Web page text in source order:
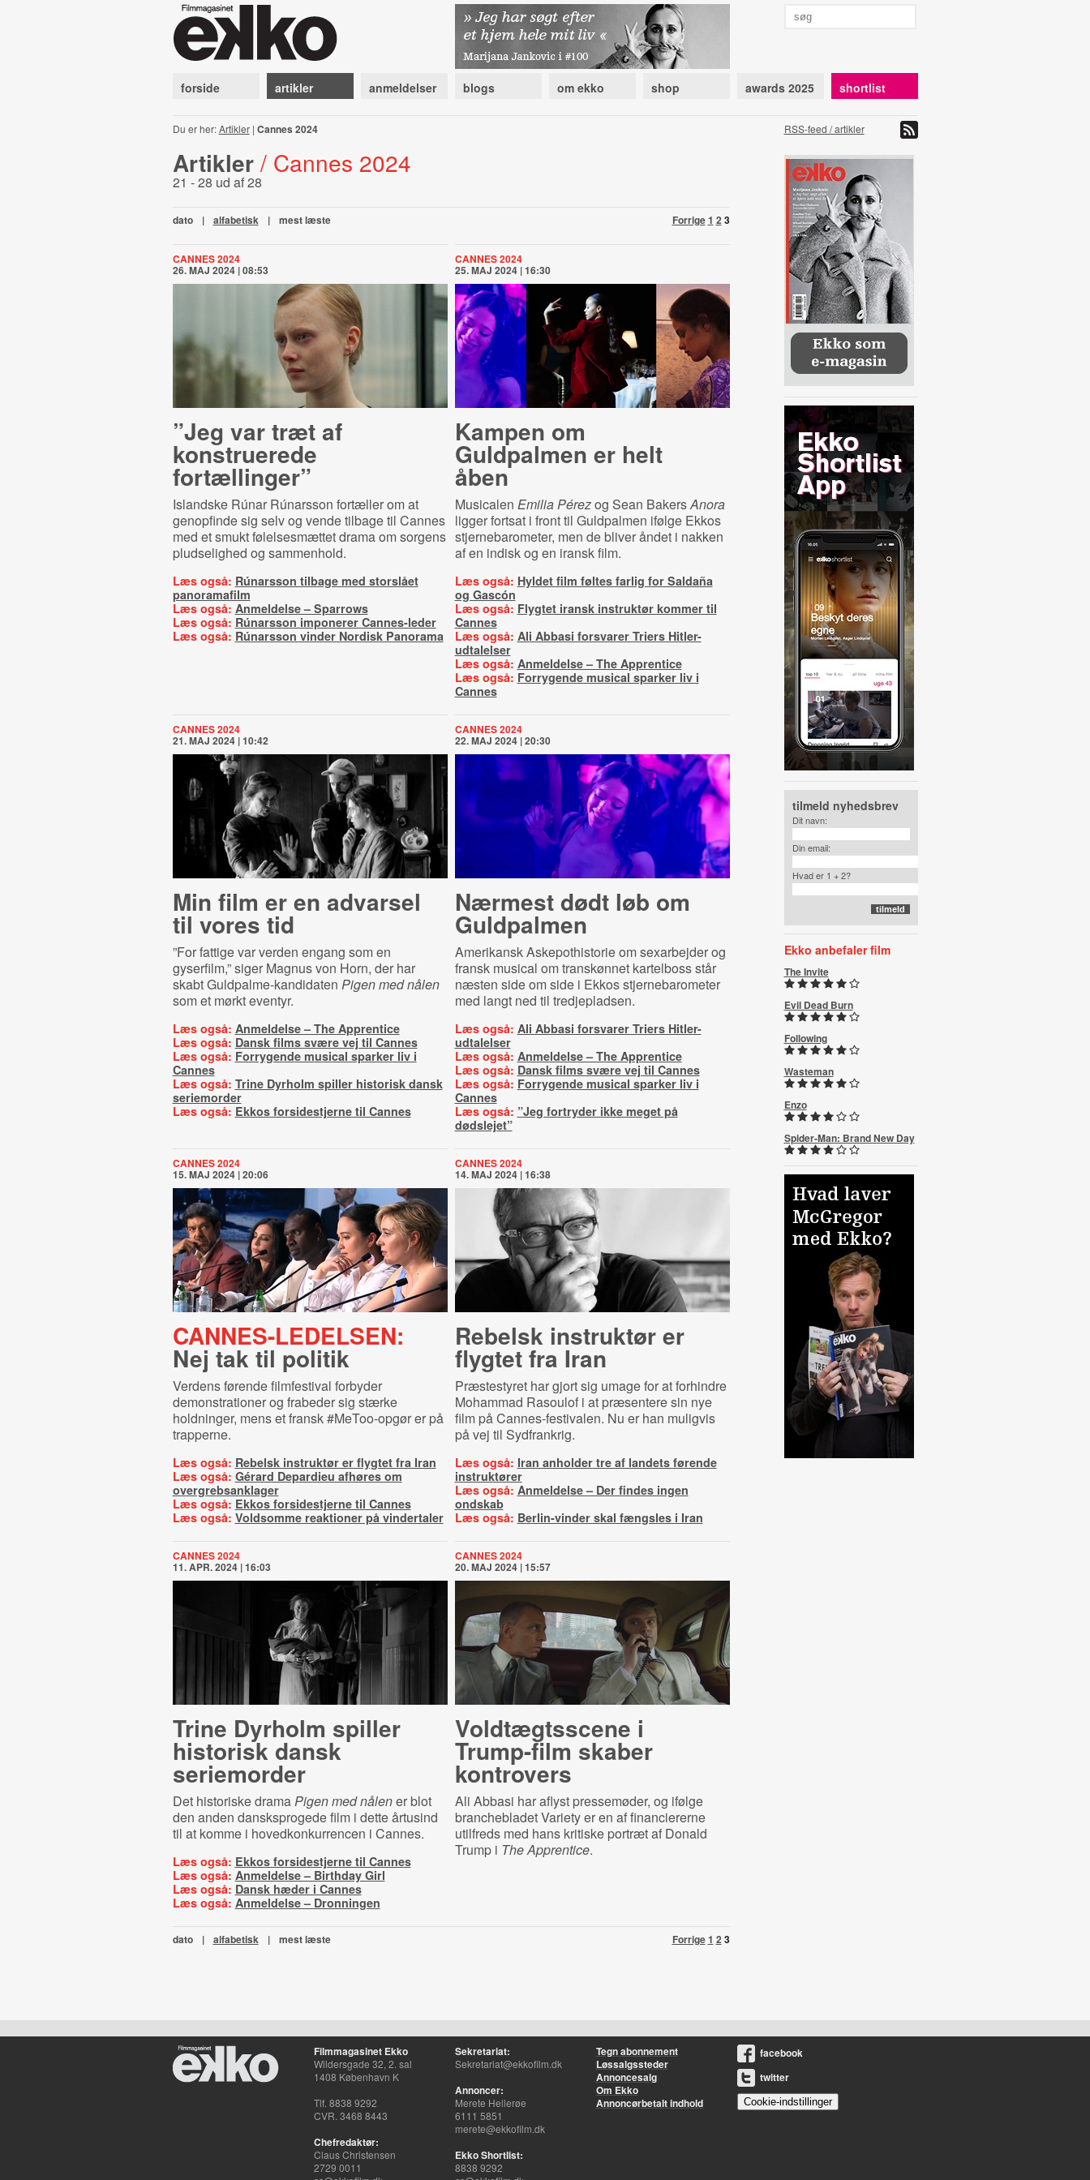
forside artikler anmeldelser blogs om ekko shop awards 2025 shortlist
Du er her:Artikler| Cannes 2024 RSS-feed / artikler
Artikler / Cannes 2024
21 - 28 ud af 28
Forrige1 2 3
dato | alfabetisk | mest læste
CANNES 2024
26. MAJ 2024 | 08:53
”Jeg var træt af
konstruerede
fortællinger”
Islandske Rúnar Rúnarsson fortæller om at
genopfinde sig selv og vende tilbage til Cannes
med et smukt følelsesmættet drama om sorgens
pludselighed og sammenhold.
Læs også: Rúnarsson tilbage med storslået
panoramafilm
Læs også: Anmeldelse – Sparrows
Læs også: Rúnarsson imponerer Cannes-leder
Læs også: Rúnarsson vinder Nordisk Panorama
CANNES 2024
25. MAJ 2024 | 16:30
Kampen om
Guldpalmen er helt
åben
Musicalen Emilia Pérezog Sean BakersAnora
ligger fortsat i front til Guldpalmen ifølge Ekkos
stjernebarometer, men de bliver åndet i nakken
af en indisk og en iransk film.
Læs også: Hyldet film føltes farlig for Saldaña
og Gascón
Læs også: Flygtet iransk instruktør kommer til
Cannes
Læs også: Ali Abbasi forsvarer Triers Hitler-
udtalelser
Læs også: Anmeldelse – The Apprentice
Læs også: Forrygende musical sparker liv i
Cannes
CANNES 2024
21. MAJ 2024 | 10:42
Min film er en advarsel
til vores tid
”For fattige var verden engang som en
gyserfilm,” siger Magnus von Horn, der har
skabt Guldpalme-kandidaten Pigen med nålen
som et mørkt eventyr.
Læs også: Anmeldelse – The Apprentice
Læs også: Dansk films svære vej til Cannes
Læs også: Forrygende musical sparker liv i
Cannes
Læs også: Trine Dyrholm spiller historisk dansk
seriemorder
Læs også: Ekkos forsidestjerne til Cannes
CANNES 2024
22. MAJ 2024 | 20:30
Nærmest dødt løb om
Guldpalmen
Amerikansk Askepothistorie om sexarbejder og
fransk musical om transkønnet kartelboss står
næsten side om side i Ekkos stjernebarometer
med langt ned til tredjepladsen.
Læs også: Ali Abbasi forsvarer Triers Hitler-
udtalelser
Læs også: Anmeldelse – The Apprentice
Læs også: Dansk films svære vej til Cannes
Læs også: Forrygende musical sparker liv i
Cannes
Læs også: ”Jeg fortryder ikke meget på
dødslejet”
CANNES 2024
15. MAJ 2024 | 20:06
CANNES-LEDELSEN:
Nej tak til politik
Verdens førende filmfestival forbyder
demonstrationer og frabeder sig stærke
holdninger, mens et fransk #MeToo-opgør er på
trapperne.
Læs også: Rebelsk instruktør er flygtet fra Iran
Læs også: Gérard Depardieu afhøres om
overgrebsanklager
Læs også: Ekkos forsidestjerne til Cannes
Læs også: Voldsomme reaktioner på vindertaler
CANNES 2024
14. MAJ 2024 | 16:38
Rebelsk instruktør er
flygtet fra Iran
Præstestyret har gjort sig umage for at forhindre
Mohammad Rasoulof i at præsentere sin nye
film på Cannes-festivalen. Nu er han muligvis
på vej til Sydfrankrig.
Læs også: Iran anholder tre af landets førende
instruktører
Læs også: Anmeldelse – Der findes ingen
ondskab
Læs også: Berlin-vinder skal fængsles i Iran
CANNES 2024
11. APR. 2024 | 16:03
Trine Dyrholm spiller
historisk dansk
seriemorder
Det historiske dramaPigen med nålener blot
den anden dansksprogede film i dette årtusind
til at komme i hovedkonkurrencen i Cannes.
Læs også: Ekkos forsidestjerne til Cannes
Læs også: Anmeldelse – Birthday Girl
Læs også: Dansk hæder i Cannes
Læs også: Anmeldelse – Dronningen
CANNES 2024
20. MAJ 2024 | 15:57
Voldtægtsscene i
Trump-film skaber
kontrovers
Ali Abbasi har aflyst pressemøder, og ifølge
branchebladet Variety er en af financiererne
utilfreds med hans kritiske portræt af Donald
Trump i The Apprentice.
Forrige1 2 3
dato | alfabetisk | mest læste
tilmeld nyhedsbrev
Dit navn:
Din email:
Hvad er 1 + 2?
Ekko anbefaler film
The Invite
Evil Dead Burn
Following
Wasteman
Enzo
Spider-Man: Brand New Day
Filmmagasinet Ekko
Wildersgade 32, 2. sal
1408 København K
Tlf. 8838 9292
CVR. 3468 8443
Chefredaktør:
Claus Christensen
2729 0011
Sekretariat:
Sekretariat@ekkofilm.dk
Annoncer:
Merete Hellerøe
6111 5851
merete@ekkofilm.dk
Ekko Shortlist:
8838 9292
Tegn abonnement
Løssalgssteder
Annoncesalg
Om Ekko
Annoncørbetalt indhold
facebook
twitter
Cookie-indstillinger